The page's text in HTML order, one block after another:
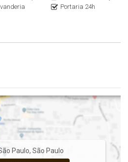
a alterações sem aviso prévio,
Portaria 24h
Paulo,São Paulo